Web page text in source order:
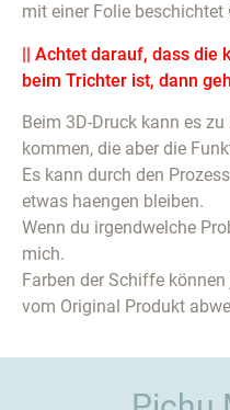
mit einer Folie beschichtet
|| Achtet darauf, dass die
beim Trichter ist, dann
Beim 3D-Druck kann es
kommen, die aber die
Es kann durch den
etwas haengen bleiben.
Wenn du irgendwelche
mich.
Farben der Schiffe
vom Original Produkt